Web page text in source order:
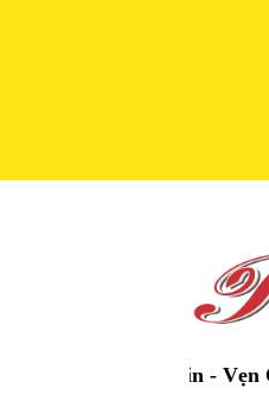
Trọn Niềm Tin - Vẹn Chữ Tín